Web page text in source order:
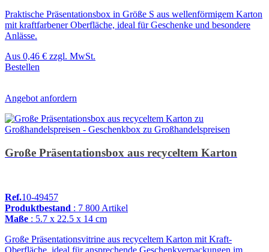
Praktische Präsentationsbox in Größe S aus wellenförmigem Karton
mit kraftfarbener Oberfläche, ideal für Geschenke und besondere
Anlässe.
Aus 0,46 € zzgl. MwSt.
Bestellen
Angebot anfordern
Große Präsentationsbox aus recyceltem Karton
Ref.10-49457
Produktbestand : 7 800 Artikel
Maße : 5.7 x 22.5 x 14 cm
Große Präsentationsvitrine aus recyceltem Karton mit Kraft-
Oberfläche, ideal für ansprechende Geschenkverpackungen im